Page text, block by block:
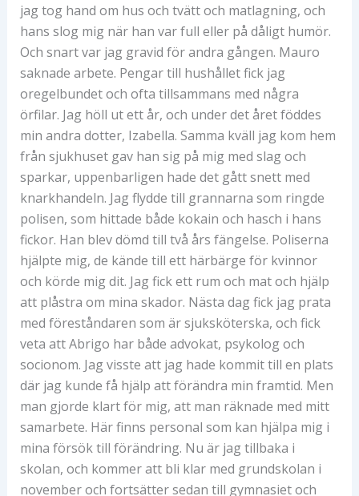
jag tog hand om hus och tvätt och matlagning, och
hans slog mig när han var full eller på dåligt humör.
Och snart var jag gravid för andra gången. Mauro
saknade arbete. Pengar till hushållet fick jag
oregelbundet och ofta tillsammans med några
örfilar. Jag höll ut ett år, och under det året föddes
min andra dotter, Izabella. Samma kväll jag kom hem
från sjukhuset gav han sig på mig med slag och
sparkar, uppenbarligen hade det gått snett med
knarkhandeln. Jag flydde till grannarna som ringde
polisen, som hittade både kokain och hasch i hans
fickor. Han blev dömd till två års fängelse. Poliserna
hjälpte mig, de kände till ett härbärge för kvinnor
och körde mig dit. Jag fick ett rum och mat och hjälp
att plåstra om mina skador. Nästa dag fick jag prata
med föreståndaren som är sjuksköterska, och fick
veta att Abrigo har både advokat, psykolog och
socionom. Jag visste att jag hade kommit till en plats
där jag kunde få hjälp att förändra min framtid. Men
man gjorde klart för mig, att man räknade med mitt
samarbete. Här finns personal som kan hjälpa mig i
mina försök till förändring. Nu är jag tillbaka i
skolan, och kommer att bli klar med grundskolan i
november och fortsätter sedan till gymnasiet och